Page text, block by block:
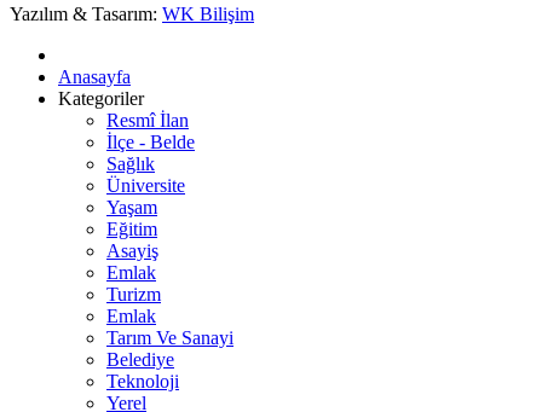
Yazılım & Tasarım: WK Bilişim
Anasayfa
Kategoriler
Resmî İlan
İlçe - Belde
Sağlık
Üniversite
Yaşam
Eğitim
Asayiş
Emlak
Turizm
Emlak
Tarım Ve Sanayi
Belediye
Teknoloji
Yerel